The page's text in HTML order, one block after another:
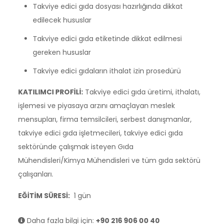
Takviye edici gıda dosyası hazırlığında dikkat
edilecek hususlar
Takviye edici gıda etiketinde dikkat edilmesi
gereken hususlar
Takviye edici gıdaların ithalat izin prosedürü
KATILIMCI PROFİLİ:Takviye edici gıda üretimi, ithalatı,
işlemesi ve piyasaya arzını amaçlayan meslek
mensupları, firma temsilcileri, serbest danışmanlar,
takviye edici gıda işletmecileri, takviye edici gıda
sektöründe çalışmak isteyen Gıda
Mühendisleri/Kimya Mühendisleri ve tüm gıda sektörü
çalışanları.
EĞİTİM SÜRESİ:1 gün
Daha fazla bilgi için: +90 216 906 00 40